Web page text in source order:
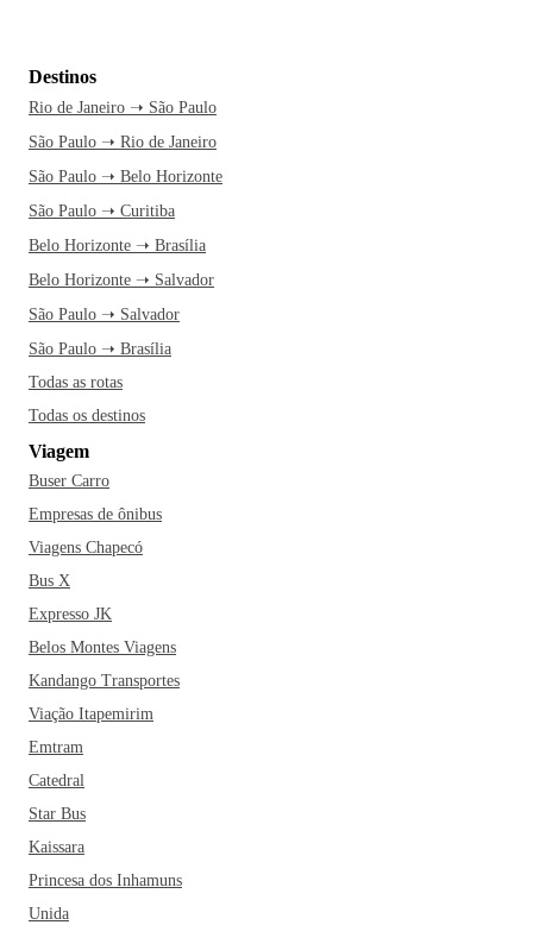
Destinos
Rio de Janeiro ➝ São Paulo
São Paulo ➝ Rio de Janeiro
São Paulo ➝ Belo Horizonte
São Paulo ➝ Curitiba
Belo Horizonte ➝ Brasília
Belo Horizonte ➝ Salvador
São Paulo ➝ Salvador
São Paulo ➝ Brasília
Todas as rotas
Todas os destinos
Viagem
Buser Carro
Empresas de ônibus
Viagens Chapecó
Bus X
Expresso JK
Belos Montes Viagens
Kandango Transportes
Viação Itapemirim
Emtram
Catedral
Star Bus
Kaissara
Princesa dos Inhamuns
Unida